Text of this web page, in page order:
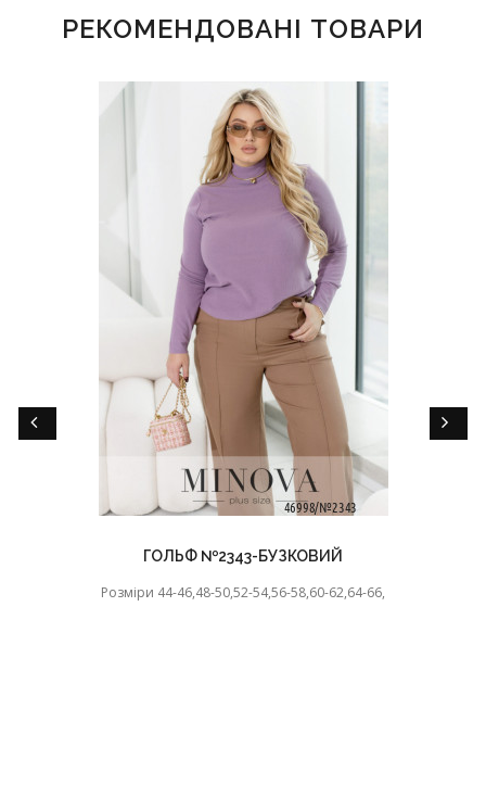
РЕКОМЕНДОВАНІ ТОВАРИ
ГОЛЬФ №2343-БУЗКОВИЙ
Розміри 44-46,48-50,52-54,56-58,60-62,64-66,